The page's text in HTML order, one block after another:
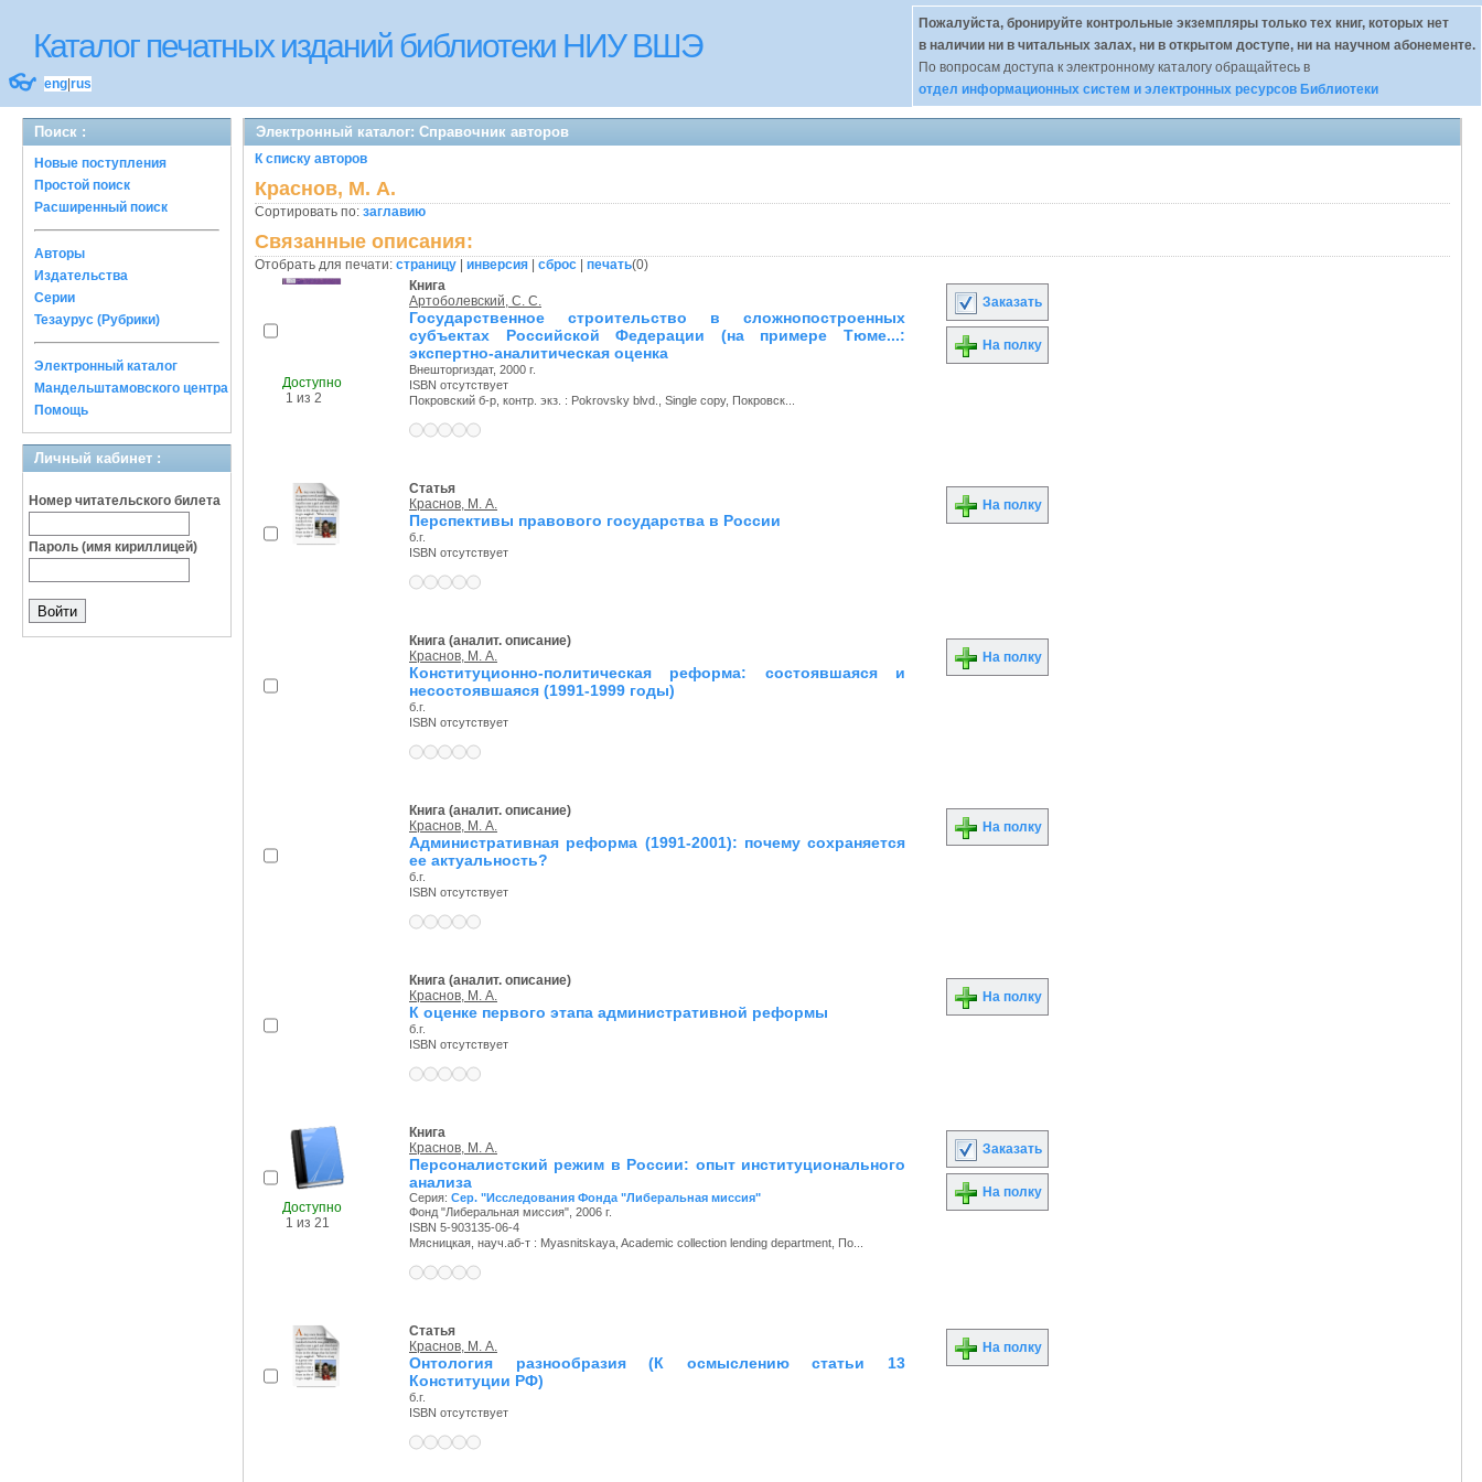
Каталог печатных изданий библиотеки НИУ ВШЭ
👓 eng rus
Пожалуйста, бронируйте контрольные экземпляры только тех книг, которых нет
в наличии ни в читальных залах, ни в открытом доступе, ни на научном абонементе.
По вопросам доступа к электронному каталогу обращайтесь в
отдел информационных систем и электронных ресурсов Библиотеки
Поиск :
Новые поступления
Простой поиск
Расширенный поиск
Авторы
Издательства
Серии
Тезаурус (Рубрики)
Электронный каталог
Мандельштамовского центра
Помощь
Личный кабинет :
Номер читательского билета
Пароль (имя кириллицей)
Электронный каталог: Справочник авторов
К списку авторов
Краснов, М. А.
Сортировать по: заглавию
Связанные описания:
Отобрать для печати: страницу инверсия сброс печать(0)
Доступно
1 из 2
Книга
Артоболевский, С. С.
Государственное строительство в сложнопостроенных
субъектах Российской Федерации (на примере Тюме...:
экспертно-аналитическая оценка
Внешторгиздат, 2000 г.
ISBN отсутствует
Покровский б-р, контр. экз. : Pokrovsky blvd., Single copy, Покровск...
Заказать
На полку
Статья
Краснов, М. А.
Перспективы правового государства в России
б.г.
ISBN отсутствует
На полку
Книга (аналит. описание)
Краснов, М. А.
Конституционно-политическая реформа: состоявшаяся и
несостоявшаяся (1991-1999 годы)
б.г.
ISBN отсутствует
На полку
Книга (аналит. описание)
Краснов, М. А.
Административная реформа (1991-2001): почему сохраняется
ее актуальность?
б.г.
ISBN отсутствует
На полку
Книга (аналит. описание)
Краснов, М. А.
К оценке первого этапа административной реформы
б.г.
ISBN отсутствует
На полку
Доступно
1 из 21
Книга
Краснов, М. А.
Персоналистский режим в России: опыт институционального
анализа
Серия: Сер. "Исследования Фонда "Либеральная миссия"
Фонд "Либеральная миссия", 2006 г.
ISBN 5-903135-06-4
Мясницкая, науч.аб-т : Myasnitskaya, Academic collection lending department, По...
Заказать
На полку
Статья
Краснов, М. А.
Онтология разнообразия (К осмыслению статьи 13
Конституции РФ)
б.г.
ISBN отсутствует
На полку